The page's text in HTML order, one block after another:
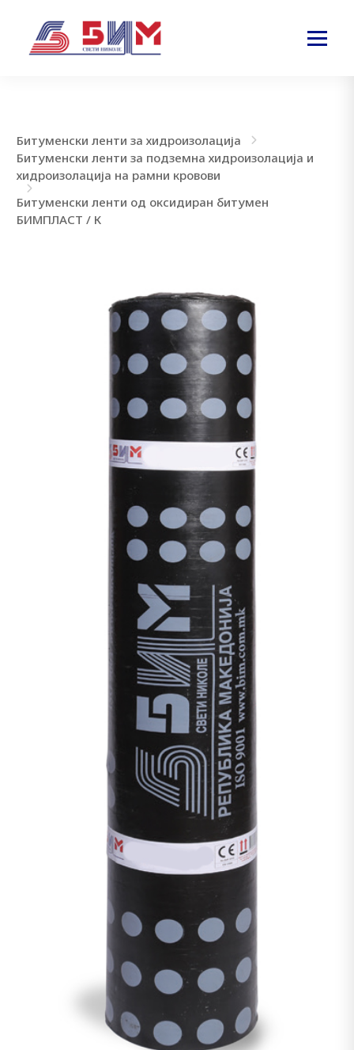
Битуменски ленти за хидроизолација
Битуменски ленти за подземна хидроизолација и
хидроизолација на рамни кровови
Битуменски ленти од оксидиран битумен
БИМПЛАСТ / К